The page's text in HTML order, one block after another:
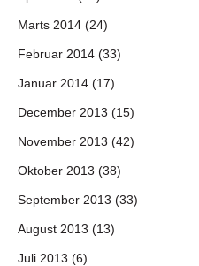
Marts 2014 (24)
Februar 2014 (33)
Januar 2014 (17)
December 2013 (15)
November 2013 (42)
Oktober 2013 (38)
September 2013 (33)
August 2013 (13)
Juli 2013 (6)